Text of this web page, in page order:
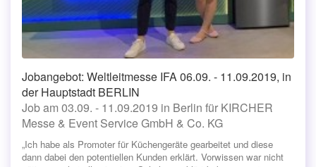
Jobangebot: Weltleitmesse IFA 06.09. - 11.09.2019, in
der Hauptstadt BERLIN
Job am 03.09. - 11.09.2019 in Berlin für KIRCHER
Messe & Event Service GmbH & Co. KG
„Ich habe als Promoter für Küchengeräte gearbeitet und diese
dann dabei den potentiellen Kunden erklärt. Vorwissen war nicht